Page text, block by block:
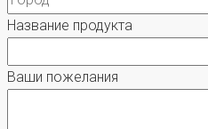
Название продукта
Ваши пожелания